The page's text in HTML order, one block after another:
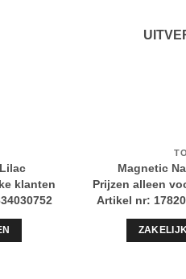
klanten
Magnetic
Prijzen alleen
Artikel nr: